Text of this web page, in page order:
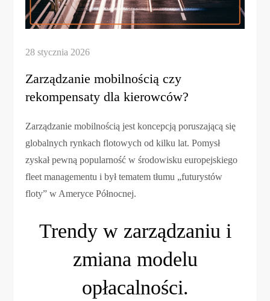
Zarządzanie mobilnością czy
rekompensaty dla kierowców?
Zarządzanie mobilnością jest koncepcją poruszającą się
globalnych rynkach flotowych od kilku lat. Pomysł
zyskał pewną popularność w środowisku europejskiego
fleet managementu i był tematem tłumu „futurystów
floty” w Ameryce Północnej.
Trendy w zarządzaniu i
zmiana modelu
opłacalności.